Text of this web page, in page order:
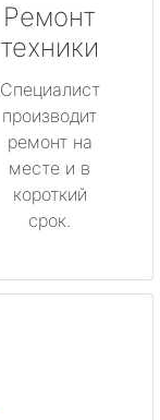
Ремонт
техники
Специалист
производит
ремонт на
месте и в
короткий
срок.